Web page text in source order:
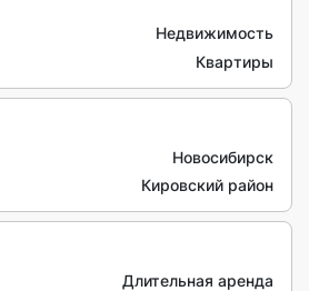
Недвижимость
Квартиры
Новосибирск
Кировский район
Длительная аренда